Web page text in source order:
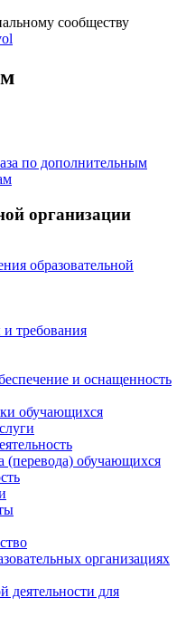
сообществу
по дополнительным
организации
образовательной
требования
и оснащенность
обучающихся
(перевода) обучающихся
организациях
деятельности для